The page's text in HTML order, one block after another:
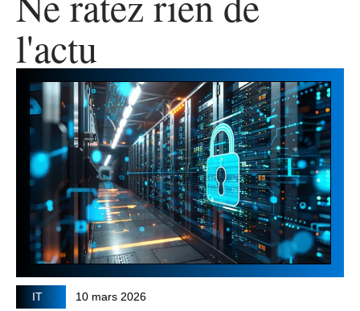
l'actu
IT 10 mars 2026